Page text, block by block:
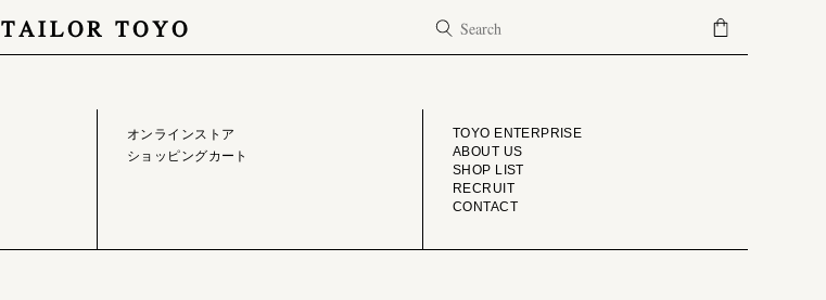
TAILOR TOYO
ONLINE STORE COMPANY
オンラインストア
ショッピングカート
TOYO ENTERPRISE
ABOUT US
SHOP LIST
RECRUIT
CONTACT